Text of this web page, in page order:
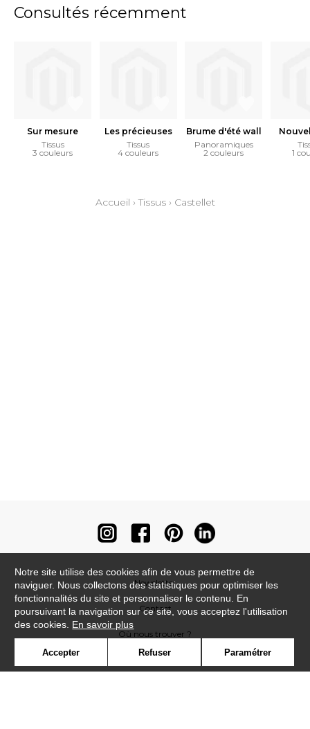
Consultés récemment
Sur mesure
Tissus
3 couleurs
Les précieuses
Tissus
4 couleurs
Brume d'été wall
Panoramiques
2 couleurs
1
Accueil ›Tissus› Castellet
Newsletter
Contact
Où nous trouver ?
Notre site utilise des cookies afin de vous permettre de
naviguer. Nous collectons des statistiques pour optimiser les
fonctionnalités du site et personnaliser le contenu. En
poursuivant la navigation sur ce site, vous acceptez l'utilisation
des cookies. En savoir plus
Accepter Refuser Paramétrer